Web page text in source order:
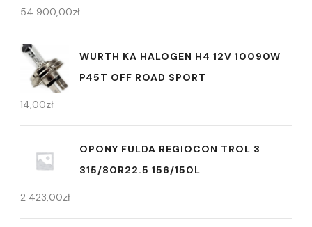
54 900,00zł
WURTH KA HALOGEN H4 12V 10090W
P45T OFF ROAD SPORT
14,00zł
OPONY FULDA REGIOCON TROL 3
315/80R22.5 156/150L
2 423,00zł